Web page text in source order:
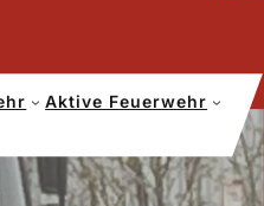
Aktive Feuerwehr